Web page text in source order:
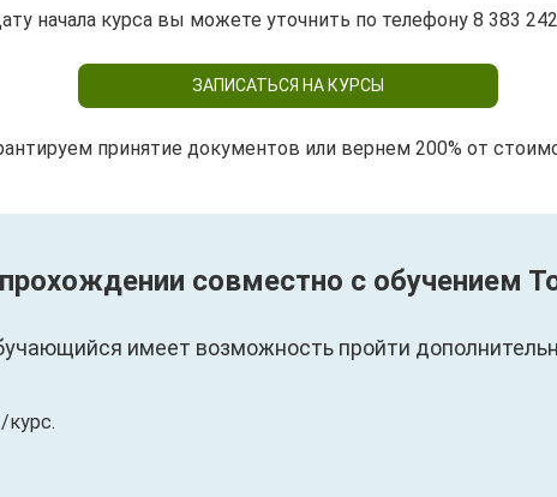
начала курса вы можете уточнить по телефону 8 383
ЗАПИСАТЬСЯ НА КУРСЫ
принятие документов или вернем 200% от
совместно с обучением
имеет возможность пройти
курс.